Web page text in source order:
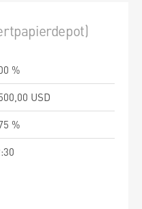
%
USD
%